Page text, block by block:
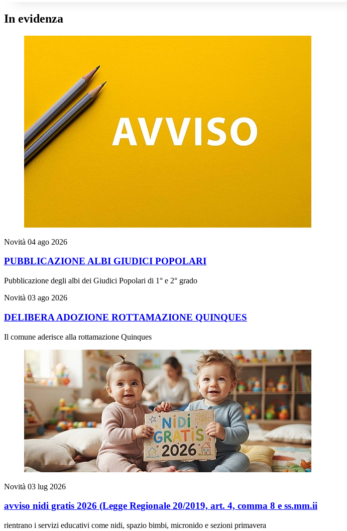
In evidenza
Novità 04 ago 2026
PUBBLICAZIONE ALBI GIUDICI POPOLARI
Pubblicazione degli albi dei Giudici Popolari di 1° e 2° grado
Novità 03 ago 2026
DELIBERA ADOZIONE ROTTAMAZIONE QUINQUES
Il comune aderisce alla rottamazione Quinques
Novità 03 lug 2026
avviso nidi gratis 2026 (Legge Regionale 20/2019, art. 4, comma 8 e ss.mm.ii
rientrano i servizi educativi come nidi, spazio bimbi, micronido e sezioni primavera